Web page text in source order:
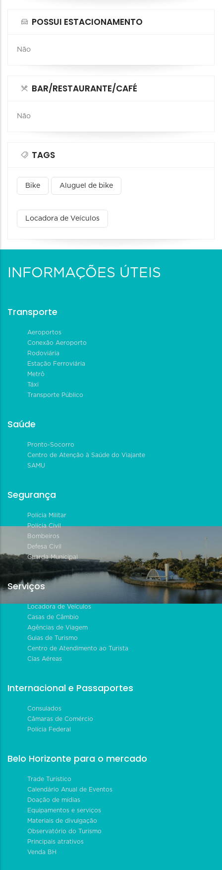
POSSUI ESTACIONAMENTO
Não
BAR/RESTAURANTE/CAFÉ
Não
TAGS
Bike Aluguel de bike
Locadora de Veículos
INFORMAÇÕES ÚTEIS
Transporte
Aeroportos
Conexão Aeroporto
Rodoviária
Estação Ferroviária
Metrô
Táxi
Transporte Público
Saúde
Pronto-Socorro
Centro de Atenção à Saúde do Viajante
SAMU
Segurança
Polícia Militar
Polícia Civil
Bombeiros
Defesa Civil
Guarda Municipal
Serviços
Locadora de Veículos
Casas de Câmbio
Agências de Viagem
Guias de Turismo
Centro de Atendimento ao Turista
Cias Aéreas
Internacional e Passaportes
Consulados
Câmaras de Comércio
Polícia Federal
Belo Horizonte para o mercado
Trade Turístico
Calendário Anual de Eventos
Doação de mídias
Equipamentos e serviços
Materiais de divulgação
Observatório do Turismo
Principais atrativos
Venda BH